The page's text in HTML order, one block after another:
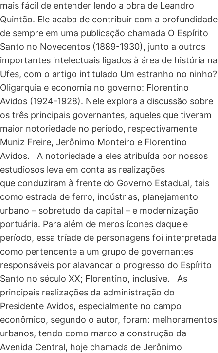
mais fácil de entender lendo a obra de Leandro
Quintão. Ele acaba de contribuir com a profundidade
de sempre em uma publicação chamada O Espírito
Santo no Novecentos (1889-1930), junto a outros
importantes intelectuais ligados à área de história na
Ufes, com o artigo intitulado Um estranho no ninho?
Oligarquia e economia no governo: Florentino
Avidos (1924-1928). Nele explora a discussão sobre
os três principais governantes, aqueles que tiveram
maior notoriedade no período, respectivamente
Muniz Freire, Jerônimo Monteiro e Florentino
Avidos. A notoriedade a eles atribuída por nossos
estudiosos leva em conta as realizações
que conduziram à frente do Governo Estadual, tais
como estrada de ferro, indústrias, planejamento
urbano – sobretudo da capital – e modernização
portuária. Para além de meros ícones daquele
período, essa tríade de personagens foi interpretada
como pertencente a um grupo de governantes
responsáveis por alavancar o progresso do Espírito
Santo no século XX; Florentino, inclusive. As
principais realizações da administração do
Presidente Avidos, especialmente no campo
econômico, segundo o autor, foram: melhoramentos
urbanos, tendo como marco a construção da
Avenida Central, hoje chamada de Jerônimo